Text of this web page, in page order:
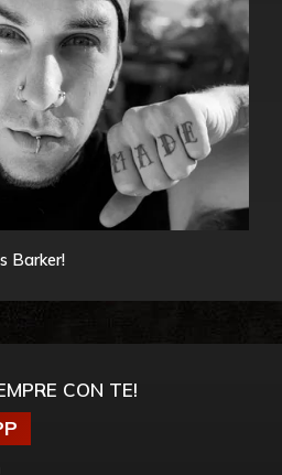
Barker!
CON TE!